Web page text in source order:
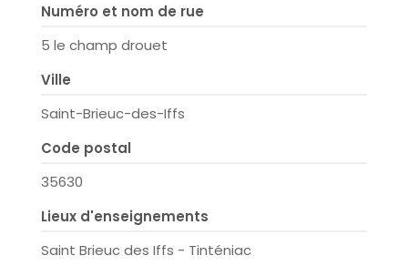
Numéro et nom de rue
5 le champ drouet
Ville
Saint-Brieuc-des-Iffs
Code postal
35630
Lieux d'enseignements
Saint Brieuc des Iffs - Tinténiac